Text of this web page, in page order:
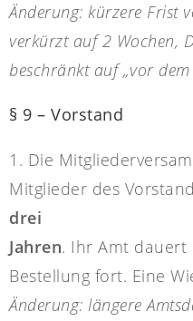
Änderung: kürzere Frist
verkürzt auf 2 Wochen,
beschränkt auf „vor dem
§ 9 – Vorstand
1. Die
Mitglieder des
drei
Jahren. Ihr Amt dauert
Bestellung fort. Eine
Änderung: längere